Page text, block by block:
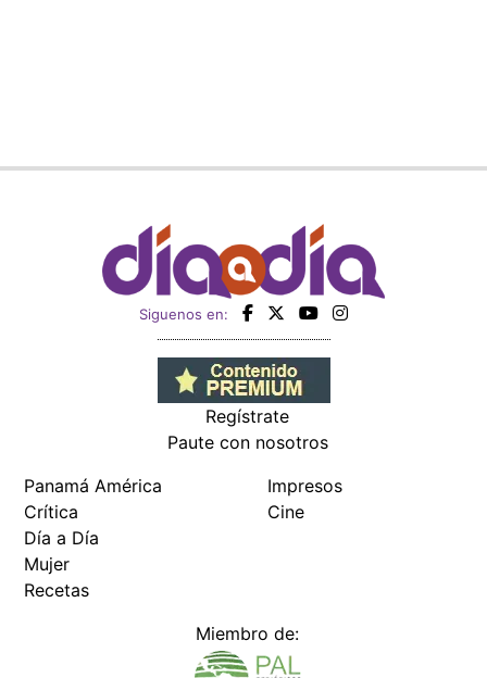
Siguenos en:
Regístrate
Paute con nosotros
Panamá América
Crítica
Día a Día
Mujer
Recetas
Impresos
Cine
Miembro de: